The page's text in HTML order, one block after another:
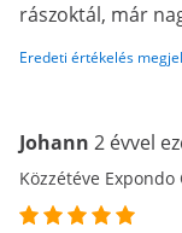
rászoktál, már
Eredeti értékelés
Johann 2 évvel
Közzétéve Expondo